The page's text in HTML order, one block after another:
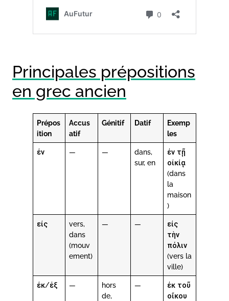
Principales prépositions
en grec ancien
Prépos
ition
Accus
atif
Génitif Datif
Exemp
les
ἐν — —
dans,
sur, en
ἐν τῇ
οἰκίᾳ
(dans
la
maison
)
εἰς
vers,
dans
(mouv
ement)
— —
εἰς
τὴν
πόλιν
(vers la
ville)
ἐκ/ἐξ —
hors
de,
—
ἐκ τοῦ
οἴκου